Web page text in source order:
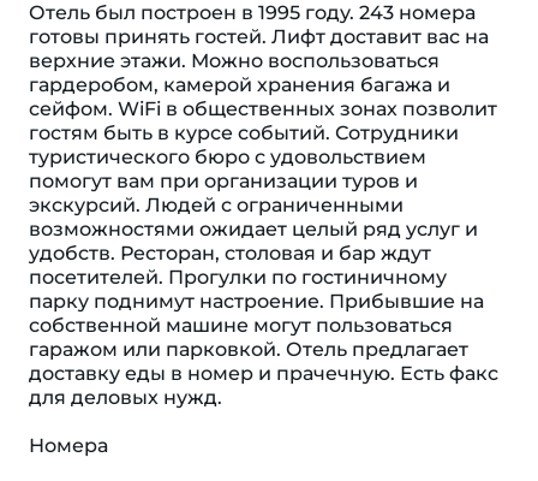
Отель был построен в 1995 году. 243 номера
готовы принять гостей. Лифт доставит вас на
верхние этажи. Можно воспользоваться
гардеробом, камерой хранения багажа и
сейфом. WiFi в общественных зонах позволит
гостям быть в курсе событий. Сотрудники
туристического бюро с удовольствием
помогут вам при организации туров и
экскурсий. Людей с ограниченными
возможностями ожидает целый ряд услуг и
удобств. Ресторан, столовая и бар ждут
посетителей. Прогулки по гостиничному
парку поднимут настроение. Прибывшие на
собственной машине могут пользоваться
гаражом или парковкой. Отель предлагает
доставку еды в номер и прачечную. Есть факс
для деловых нужд.
Номера